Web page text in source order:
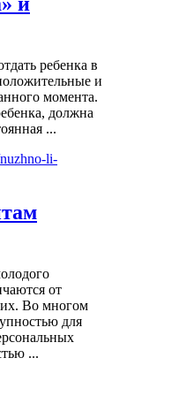
ребенка в
и
момента.
должна
...
от
Во многом
для
...